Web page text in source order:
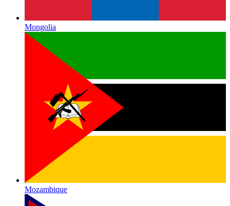
Mongolia
Mozambique